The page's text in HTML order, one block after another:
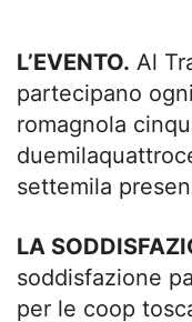
L’EVENTO. Al
partecipano
romagnola
settemila
LA
soddisfazione
per le coop